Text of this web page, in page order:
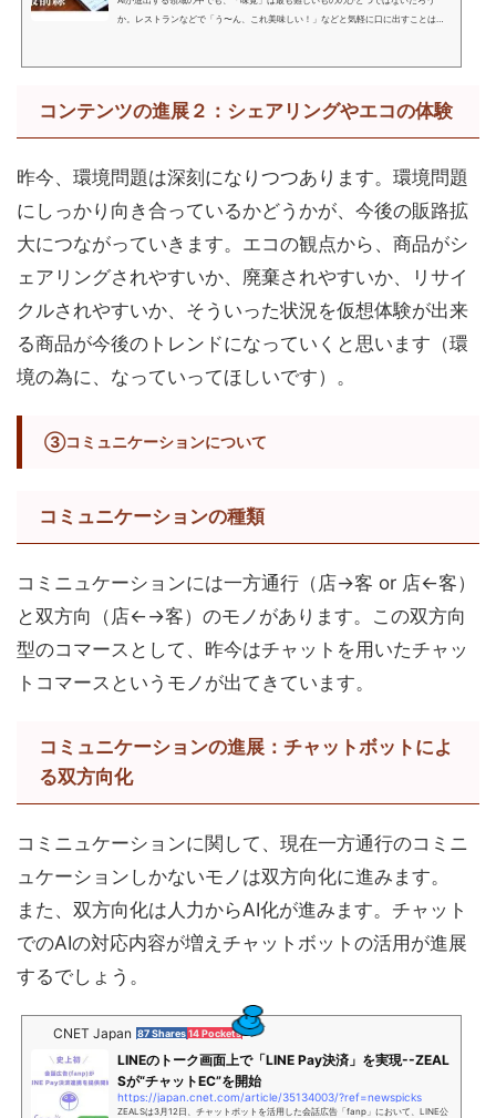
か。レストランなどで「う〜ん、これ美味しい！」などと気軽に口に出すことはで
コンテンツの進展２：シェアリングやエコの体験
昨今、環境問題は深刻になりつつあります。環境問題
にしっかり向き合っているかどうかが、今後の販路拡
大につながっていきます。エコの観点から、商品がシ
ェアリングされやすいか、廃棄されやすいか、リサイ
クルされやすいか、そういった状況を仮想体験が出来
る商品が今後のトレンドになっていくと思います（環
境の為に、なっていってほしいです）。
③コミュニケーションについて
コミュニケーションの種類
コミニュケーションには一方通行（店→客 or 店←客）
と双方向（店←→客）のモノがあります。この双方向
型のコマースとして、昨今はチャットを用いたチャッ
トコマースというモノが出てきています。
コミュニケーションの進展：チャットボットによ
る双方向化
コミニュケーションに関して、現在一方通行のコミニ
ュケーションしかないモノは双方向化に進みます。
また、双方向化は人力からAI化が進みます。チャット
でのAIの対応内容が増えチャットボットの活用が進展
するでしょう。
CNET Japan 87 Shares14 Pockets
LINEのトーク画面上で「LINE Pay決済」を実現--ZEAL
Sが“チャットEC”を開始
https://japan.cnet.com/article/35134003/?ref=newspicks
ZEALSは3月12日、チャットボットを活用した会話広告「fanp」において、LINE公